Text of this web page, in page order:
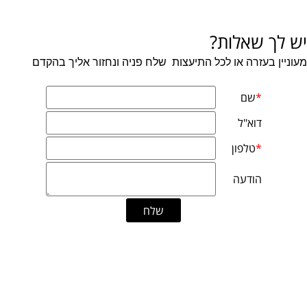
יש לך שאלות?
מעוניין בעזרה או לכל התיעצות שלח פניה ונחזור אליך בהקדם